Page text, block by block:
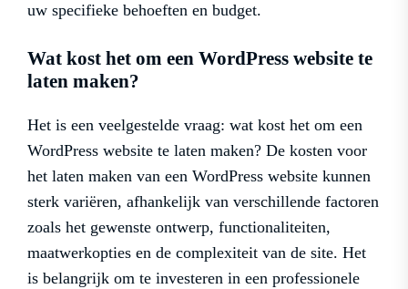
uw specifieke behoeften en budget.
Wat kost het om een WordPress website te
laten maken?
Het is een veelgestelde vraag: wat kost het om een
WordPress website te laten maken? De kosten voor
het laten maken van een WordPress website kunnen
sterk variëren, afhankelijk van verschillende factoren
zoals het gewenste ontwerp, functionaliteiten,
maatwerkopties en de complexiteit van de site. Het
is belangrijk om te investeren in een professionele